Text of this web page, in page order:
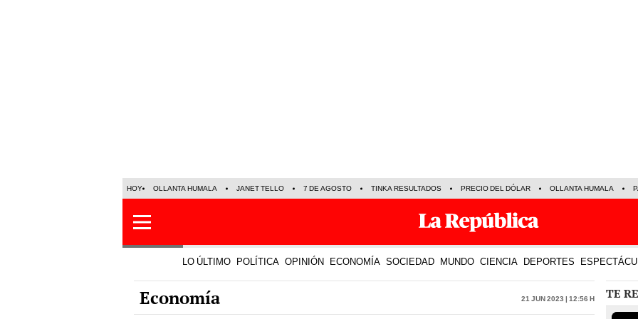
HOY OLLANTA HUMALA JANET TELLO 7 DE AGOSTO TINKA RESULTADOS PRECIO DEL DÓLAR OLLANTA HUMALA
LO ÚLTIMO POLÍTICA OPINIÓN ECONOMÍA SOCIEDAD MUNDO CIENCIA DEPORTES
Economía 21 Jun 2023 | 12:56 h TE